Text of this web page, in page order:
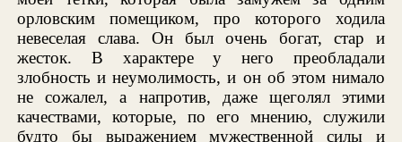
орловским помещиком, про которого ходила
невеселая слава. Он был очень богат, стар и
жесток. В характере у него преобладали
злобность и неумолимость, и он об этом нимало
не сожалел, а напротив, даже щеголял этими
качествами, которые, по его мнению, служили
будто бы выражением мужественной силы и